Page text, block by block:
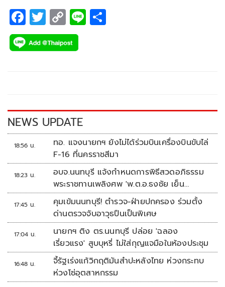
F
ac
e
k
T
wi
tt
C
o
p
k
Li
NEWS UPDATE
18:56 น.
ทอ. แจงนายกฯ ยังไม่ได้ร่วมบินเครื่องบินขับไล่
F-16 ที่นครราชสีมา
18:23 น.
อบจ.นนทบุรี แจ้งกำหนดการพิธีสวดอภิธรรม
พระราชทานเพลิงศพ 'พ.ต.อ.ธงชัย เย็น
ประเสริฐ'
17:45 น.
คุมเข้มนนทบุรี! ตำรวจ-ฝ่ายปกครอง ร่วมตั้ง
ด่านตรวจจับอาวุธปืนเป็นพิเศษ
17:04 น.
นายกฯ ติง ตร.นนทบุรี ปล่อย 'ฉลอง
เรี่ยวแรง' สูบบุหรี่ ไม่ใส่กุญแจมือในห้องประชุม
16:48 น.
จี้รัฐเร่งแก้วิกฤติมันสำปะหลังไทย ห่วงกระทบ
ห่วงโซ่อุตสาหกรรม